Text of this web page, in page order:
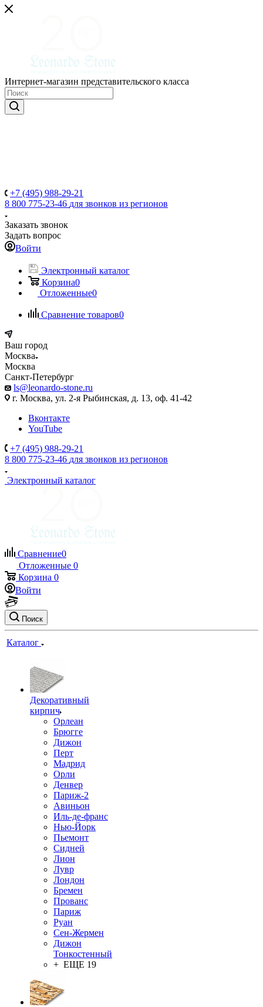
Интернет-магазин представительского класса
+7 (495) 988-29-21
8 800 775-23-46 для звонков из регионов
Заказать звонок
Задать вопрос
Войти
Электронный каталог
Корзина0
Отложенные0
Сравнение товаров0
Ваш город
Москва
Москва
Санкт-Петербург
ls@leonardo-stone.ru
г. Москва, ул. 2-я Рыбинская, д. 13, оф. 41-42
Вконтакте
YouTube
+7 (495) 988-29-21
8 800 775-23-46 для звонков из регионов
Электронный каталог
Сравнение0
Отложенные 0
Корзина 0
Войти
Поиск
Каталог
Декоративный
кирпич
Орлеан
Брюгге
Дижон
Перт
Мадрид
Орли
Денвер
Париж-2
Авиньон
Иль-де-франс
Нью-Йорк
Пьемонт
Сидней
Лион
Лувр
Лондон
Бремен
Прованс
Париж
Руан
Сен-Жермен
Дижон
Тонкостенный
+ ЕЩЕ 19